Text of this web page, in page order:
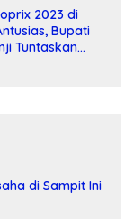
2023 di
Bupati
Tuntaskan
di Sampit Ini